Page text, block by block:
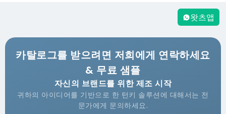
카탈로그를 받으려면 저희에게 연락하세요
& 무료 샘플
자신의 브랜드를 위한 제조 시작
귀하의 아이디어를 기반으로 한 턴키 솔루션에 대해서는 전
문가에게 문의하세요.
왓츠앱